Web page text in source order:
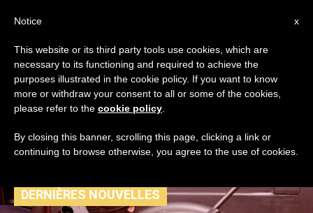
TAG
Posts Tagged ‘آية الله
مكارم شيرازي’
DERNIÈRES NOUVELLES
x
Notice
This website or its third party tools use cookies, which are
necessary to its functioning and required to achieve the
purposes illustrated in the cookie policy. If you want to know
more or withdraw your consent to all or some of the cookies,
please refer to the cookie policy
By closing this banner, scrolling this page, clicking a link or
continuing to browse otherwise, you agree to the use of cookies.